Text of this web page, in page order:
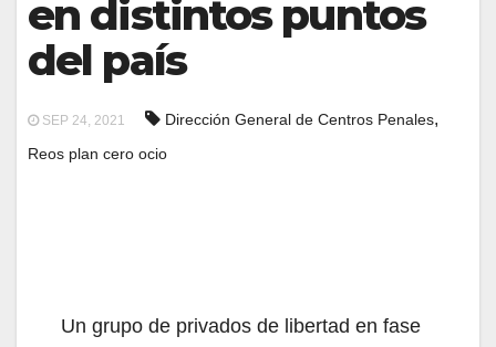
en distintos puntos
del país
SEP 24, 2021 Dirección General de Centros Penales,
Reos plan cero ocio
Un grupo de privados de libertad en fase